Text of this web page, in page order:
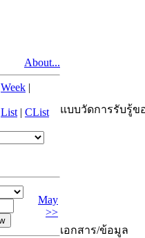
About...
Week |
List | CList
May
>>
แบบวัดการรับรู้ข
เอกสาร/ข้อมูล